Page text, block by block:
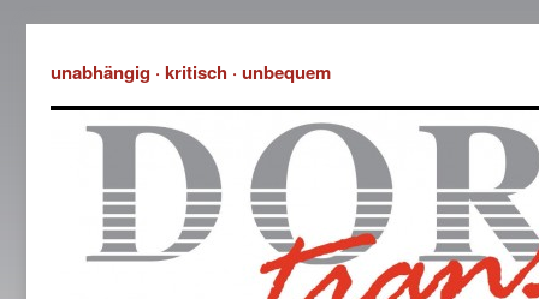
unabhängig · kritisch · unbequem